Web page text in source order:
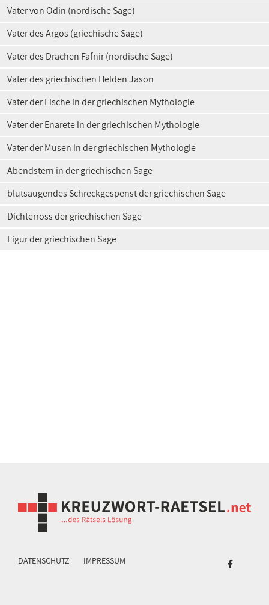
Vater von Odin (nordische Sage)
Vater des Argos (griechische Sage)
Vater des Drachen Fafnir (nordische Sage)
Vater des griechischen Helden Jason
Vater der Fische in der griechischen Mythologie
Vater der Enarete in der griechischen Mythologie
Vater der Musen in der griechischen Mythologie
Abendstern in der griechischen Sage
blutsaugendes Schreckgespenst der griechischen Sage
Dichterross der griechischen Sage
Figur der griechischen Sage
DATENSCHUTZ IMPRESSUM